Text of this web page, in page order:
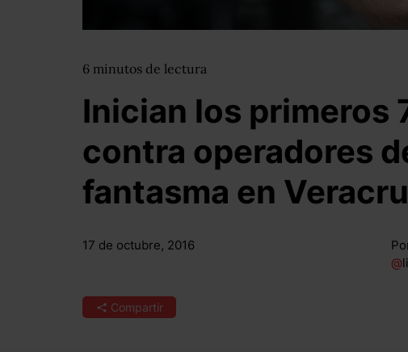
6 minutos de lectura
Inician los primeros
contra operadores
fantasma en
17 de octubre, 2016
@
Compartir